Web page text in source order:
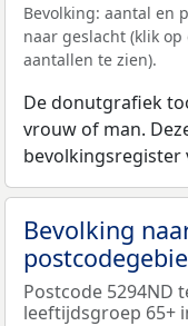
Bevolking: aantal en
naar geslacht (klik
aantallen te zien).
De donutgrafiek
vrouw of man.
bevolkingsregister
Bevolking
Postcode 5294ND
leeftijdsgroep 65+